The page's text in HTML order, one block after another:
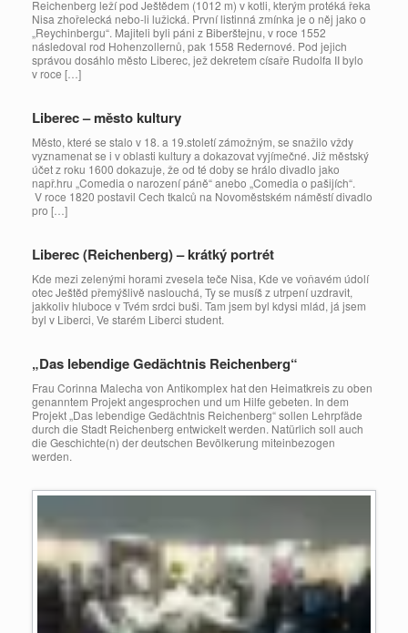
Reichenberg leží pod Ještědem (1012 m) v kotli, kterým protéká řeka
Nisa zhořelecká nebo-li lužická. První listinná zmínka je o něj jako o
„Reychinbergu“. Majiteli byli páni z Biberštejnu, v roce 1552
následoval rod Hohenzollernů, pak 1558 Redernové. Pod jejich
správou dosáhlo město Liberec, jež dekretem císaře Rudolfa II bylo
v roce […]
Liberec – město kultury
Město, které se stalo v 18. a 19.století zámožným, se snažilo vždy
vyznamenat se i v oblasti kultury a dokazovat vyjímečné. Již městský
účet z roku 1600 dokazuje, že od té doby se hrálo divadlo jako
např.hru „Comedia o narození páně“ anebo „Comedia o pašijích“.
V roce 1820 postavil Cech tkalců na Novoměstském náměstí divadlo
pro […]
Liberec (Reichenberg) – krátký portrét
Kde mezi zelenými horami zvesela teče Nisa, Kde ve voňavém údolí
otec Ještěd přemýšlivě naslouchá, Ty se musíš z utrpení uzdravit,
jakkoliv hluboce v Tvém srdci buši. Tam jsem byl kdysi mlád, já jsem
byl v Liberci, Ve starém Liberci student.
„Das lebendige Gedächtnis Reichenberg“
Frau Corinna Malecha von Antikomplex hat den Heimatkreis zu oben
genanntem Projekt angesprochen und um Hilfe gebeten. In dem
Projekt „Das lebendige Gedächtnis Reichenberg“ sollen Lehrpfäde
durch die Stadt Reichenberg entwickelt werden. Natürlich soll auch
die Geschichte(n) der deutschen Bevölkerung miteinbezogen
werden.